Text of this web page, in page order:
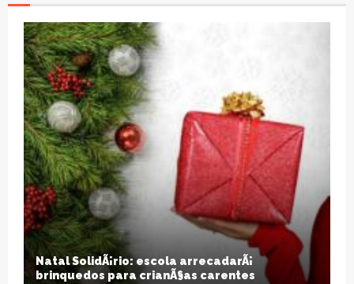
Natal SolidÃ¡rio: escola arrecadarÃ¡
brinquedos para crianÃ§as carentes